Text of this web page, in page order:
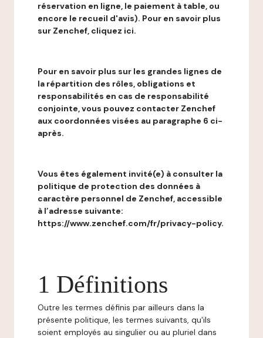
réservation en ligne, le paiement à table, ou
encore le recueil d'avis). Pour en savoir plus
sur Zenchef, cliquez ici.
Pour en savoir plus sur les grandes lignes de
la répartition des rôles, obligations et
responsabilités en cas de responsabilité
conjointe, vous pouvez contacter Zenchef
aux coordonnées visées au paragraphe 6 ci-
après.
Vous êtes également invité(e) à consulter la
politique de protection des données à
caractère personnel de Zenchef, accessible
à l’adresse suivante:
https://www.zenchef.com/fr/privacy-policy.
1 Définitions
Outre les termes définis par ailleurs dans la
présente politique, les termes suivants, qu'ils
soient employés au singulier ou au pluriel dans